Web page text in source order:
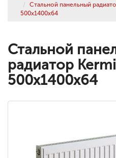
Стальной панельный
500x1400x64
Стальной
радиатор
500x1400x64